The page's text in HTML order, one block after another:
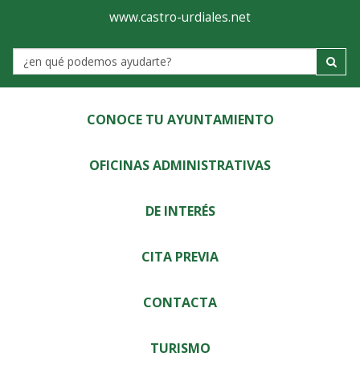
Ayuntamiento
de
Castro-
Urdiales
www.castro-urdiales.net
Label
CONOCE TU AYUNTAMIENTO
OFICINAS ADMINISTRATIVAS
DE INTERÉS
CITA PREVIA
CONTACTA
TURISMO